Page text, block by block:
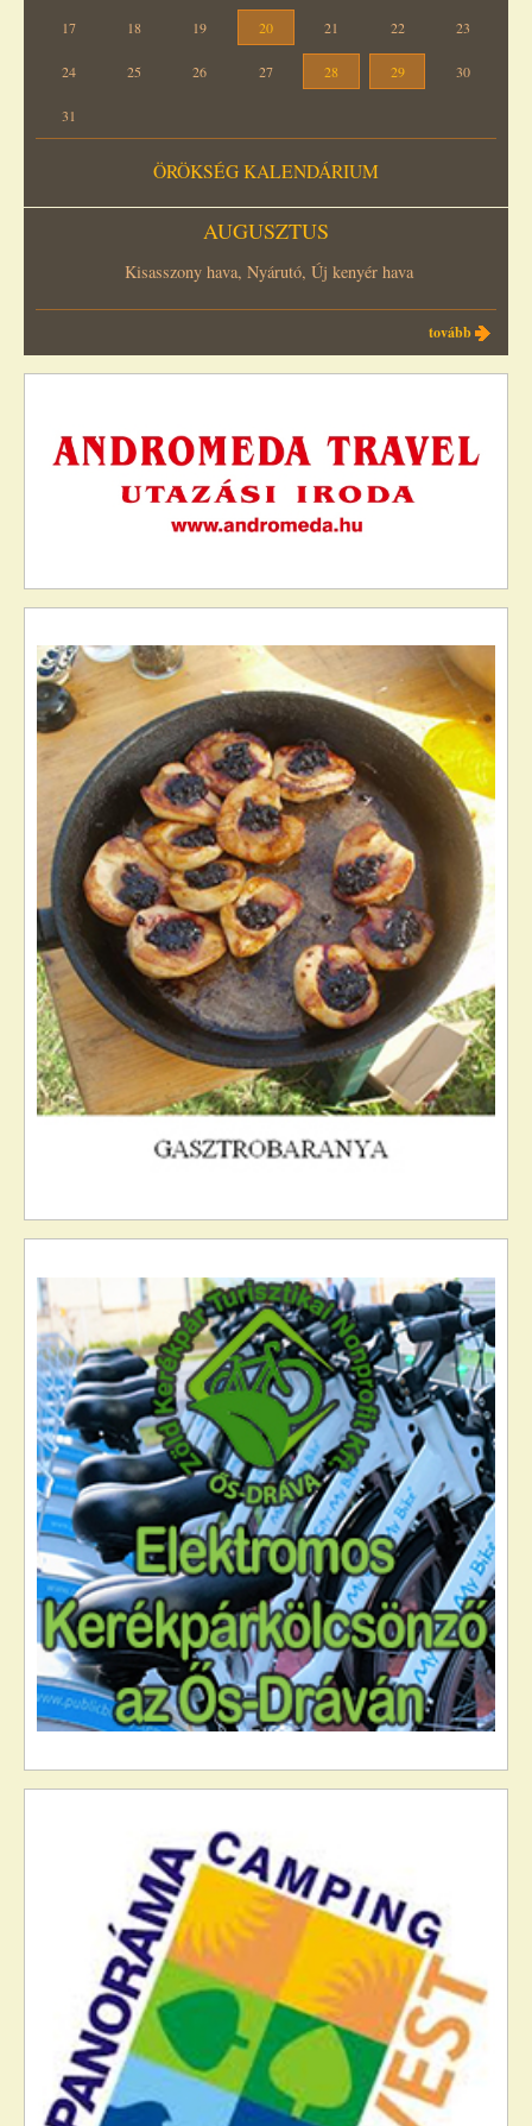
17 18 19 20 21 22 23
24 25 26 27 28 29 30
31
ÖRÖKSÉG KALENDÁRIUM
AUGUSZTUS
Kisasszony hava, Nyárutó, Új kenyér hava
tovább